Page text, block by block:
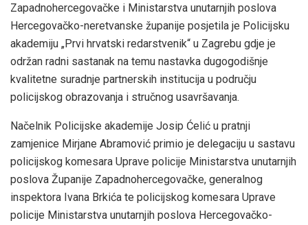
Zapadnohercegovačke i Ministarstva unutarnjih poslova
Hercegovačko-neretvanske županije posjetila je Policijsku
akademiju „Prvi hrvatski redarstvenik“ u Zagrebu gdje je
održan radni sastanak na temu nastavka dugogodišnje
kvalitetne suradnje partnerskih institucija u području
policijskog obrazovanja i stručnog usavršavanja.
Načelnik Policijske akademije Josip Ćelić u pratnji
zamjenice Mirjane Abramović primio je delegaciju u sastavu
policijskog komesara Uprave policije Ministarstva unutarnjih
poslova Županije Zapadnohercegovačke, generalnog
inspektora Ivana Brkića te policijskog komesara Uprave
policije Ministarstva unutarnjih poslova Hercegovačko-